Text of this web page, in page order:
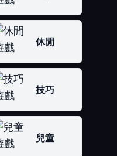
休閒
技巧
兒童